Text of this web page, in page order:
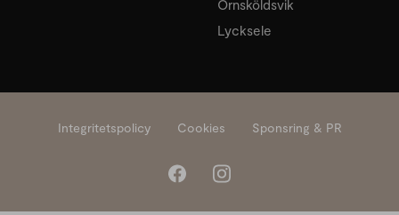
Örnsköldsvik
Lycksele
Integritetspolicy Cookies Sponsring & PR